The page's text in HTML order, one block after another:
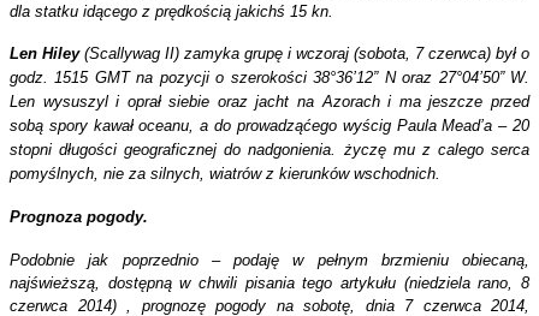
dla statku idącego z prędkością jakichś 15 kn.
Len Hiley (Scallywag II) zamyka grupę i wczoraj (sobota, 7 czerwca) był o
godz. 1515 GMT na pozycji o szerokości 38°36’12” N oraz 27°04’50” W.
Len wysuszyl i oprał siebie oraz jacht na Azorach i ma jeszcze przed
sobą spory kawał oceanu, a do prowadząćego wyścig Paula Mead’a – 20
stopni długości geograficznej do nadgonienia. życzę mu z calego serca
pomyślnych, nie za silnych, wiatrów z kierunków wschodnich.
Prognoza pogody.
Podobnie jak poprzednio – podaję w pełnym brzmieniu obiecaną,
najświeższą, dostępną w chwili pisania tego artykułu (niedziela rano, 8
czerwca 2014) , prognozę pogody na sobotę, dnia 7 czerwca 2014,